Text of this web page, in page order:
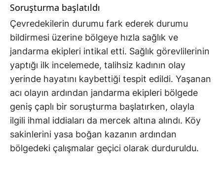
Soruşturma başlatıldı
Çevredekilerin durumu fark ederek durumu
bildirmesi üzerine bölgeye hızla sağlık ve
jandarma ekipleri intikal etti. Sağlık görevlilerinin
yaptığı ilk incelemede, talihsiz kadının olay
yerinde hayatını kaybettiği tespit edildi. Yaşanan
acı olayın ardından jandarma ekipleri bölgede
geniş çaplı bir soruşturma başlatırken, olayla
ilgili ihmal iddiaları da mercek altına alındı. Köy
sakinlerini yasa boğan kazanın ardından
bölgedeki çalışmalar geçici olarak durduruldu.